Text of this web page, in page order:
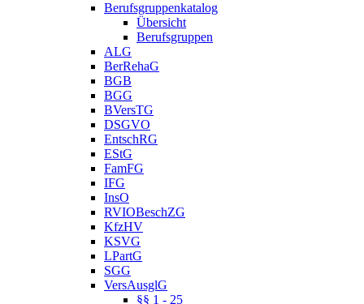
Berufsgruppenkatalog
Übersicht
Berufsgruppen
ALG
BerRehaG
BGB
BGG
BVersTG
DSGVO
EntschRG
EStG
FamFG
IFG
InsO
RVIOBeschZG
KfzHV
KSVG
LPartG
SGG
VersAusglG
§§ 1 - 25